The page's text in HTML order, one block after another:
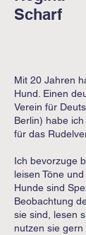
Scharf
Mit 20 Jahren
Hund. Einen
Verein für
Berlin) habe
für das
Ich bevorzuge
leisen Töne
Hunde sind
Beobachtung
sie sind, lesen
nutzen sie gern